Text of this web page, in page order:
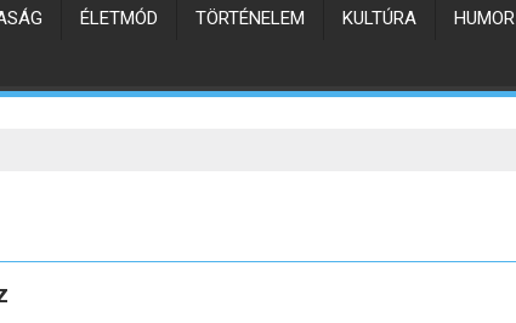
ÉLETMÓD TÖRTÉNELEM KULTÚRA HUMOR